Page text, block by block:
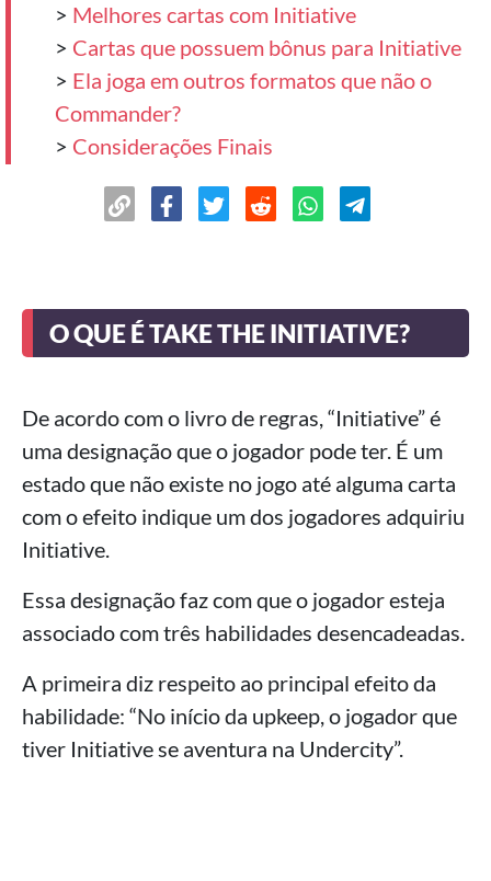
> Melhores cartas com Initiative
> Cartas que possuem bônus para Initiative
> Ela joga em outros formatos que não o
Commander?
> Considerações Finais
O QUE É TAKE THE INITIATIVE?
De acordo com o livro de regras, “Initiative” é
uma designação que o jogador pode ter. É um
estado que não existe no jogo até alguma carta
com o efeito indique um dos jogadores adquiriu
Initiative.
Essa designação faz com que o jogador esteja
associado com três habilidades desencadeadas.
A primeira diz respeito ao principal efeito da
habilidade: “No início da upkeep, o jogador que
tiver Initiative se aventura na Undercity”.